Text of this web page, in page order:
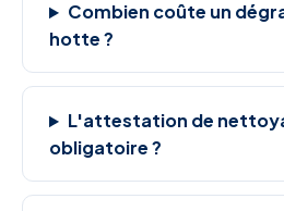
Combien coûte un
hotte ?
L'attestation de
obligatoire ?